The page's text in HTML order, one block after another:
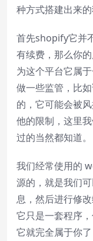
Color
Text
Font
Close
End of
种方式搭建出来
首先shopify它并
有续费，那么你
为这个平台它属
做一些监管，比
的，它可能会被
他的限制，这里
过的当然都知道。
我们经常使用的
源的，就是我们
息，然后进行修
它只是一套程序
它就完全属于你